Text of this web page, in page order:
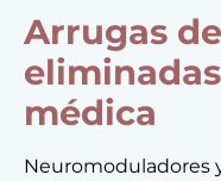
Arrugas
médica
Neuromoduladores